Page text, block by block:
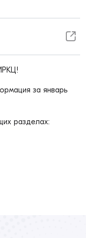
за январь
разделах: